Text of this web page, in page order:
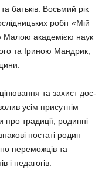
батьків. Восьмий рік
робіт «Мій
Малою академією наук
та Іриною Мандрик,
та захист дос­
усім присутнім
про традиції, родинні
постаті родин
пере­можців та
педагогів.